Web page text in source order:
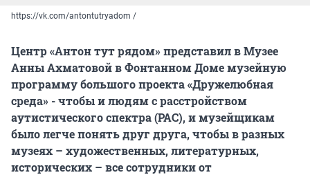
https://vk.com/antontutryadom /
Центр «Антон тут рядом» представил в Музее
Анны Ахматовой в Фонтанном Доме музейную
программу большого проекта «Дружелюбная
среда» - чтобы и людям с расстройством
аутистического спектра (РАС), и музейщикам
было легче понять друг друга, чтобы в разных
музеях – художественных, литературных,
исторических – все сотрудники от